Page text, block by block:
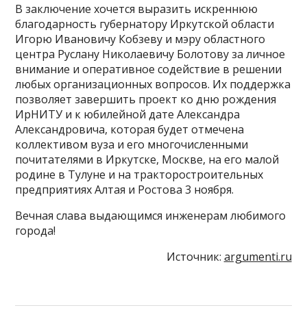
В заключение хочется выразить искреннюю
благодарность губернатору Иркутской области
Игорю Ивановичу Кобзеву и мэру областного
центра Руслану Николаевичу Болотову за личное
внимание и оперативное содействие в решении
любых организационных вопросов. Их поддержка
позволяет завершить проект ко дню рождения
ИрНИТУ и к юбилейной дате Александра
Александровича, которая будет отмечена
коллективом вуза и его многочисленными
почитателями в Иркутске, Москве, на его малой
родине в Тулуне и на тракторостроительных
предприятиях Алтая и Ростова 3 ноября.
Вечная слава выдающимся инженерам любимого
города!
Источник: argumenti.ru